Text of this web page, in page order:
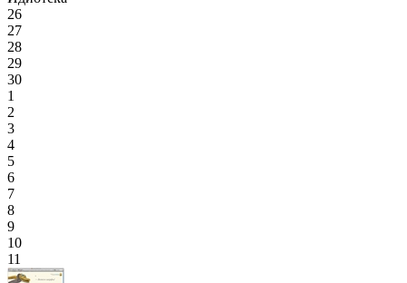
26
27
28
29
30
1
2
3
4
5
6
7
8
9
10
11